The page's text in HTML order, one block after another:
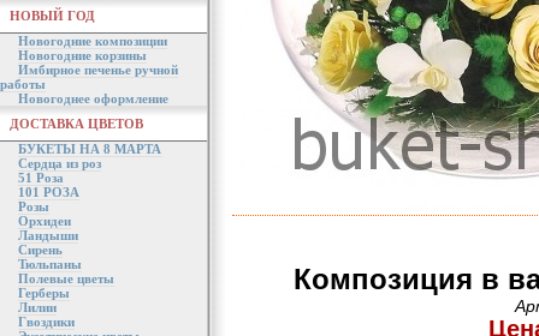
НОВЫЙ ГОД
Новогодние композиции
Новогодние корзины
Имбирное печенье ручной
работы
Новогоднее оформление
ДОСТАВКА ЦВЕТОВ
БУКЕТЫ НА 8 МАРТА
Сердца из роз
51 Роза
101 РОЗА
Розы
Орхидеи
Ландыши
Сирень
Тюльпаны
Полевые цветы
Герберы
Лилии
Гвоздики
Композиция в